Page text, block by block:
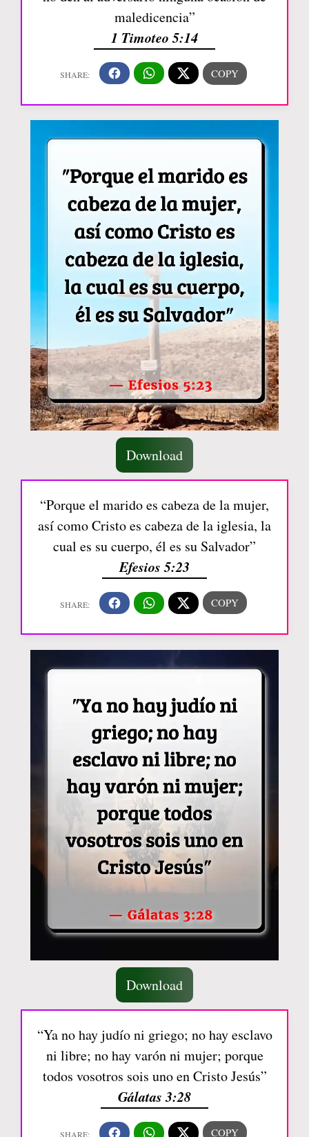
maledicencia”
1 Timoteo 5:14
Download
“Porque el marido es cabeza de la mujer,
así como Cristo es cabeza de la iglesia, la
cual es su cuerpo, él es su Salvador”
Efesios 5:23
Download
“Ya no hay judío ni griego; no hay esclavo
ni libre; no hay varón ni mujer; porque
todos vosotros sois uno en Cristo Jesús”
Gálatas 3:28